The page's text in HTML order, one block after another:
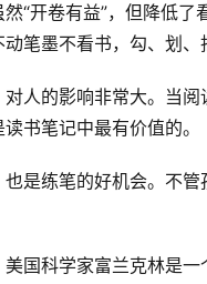
“开卷有益”，但降低
笔墨不看书，勾、划、
对人的影响非常大。当
书笔记中最有价值的。
是练笔的好机会。不
美国科学家富兰克林是